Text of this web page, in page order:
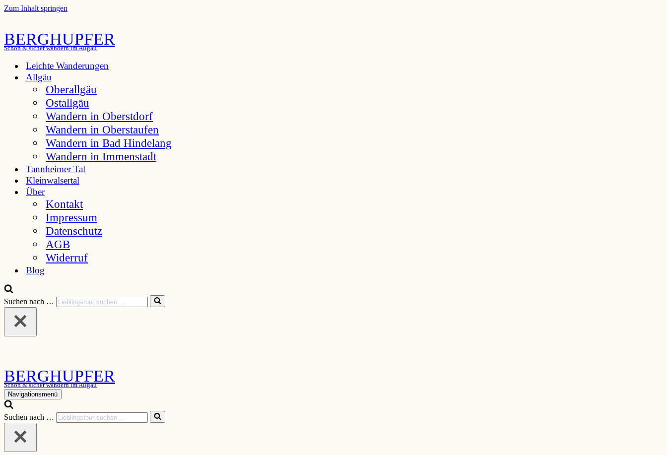
Zum Inhalt springen
BERGHUPFER
Schön & sicher wandern im Allgäu
Leichte Wanderungen
Allgäu
Oberallgäu
Ostallgäu
Wandern in Oberstdorf
Wandern in Oberstaufen
Wandern in Bad Hindelang
Wandern in Immenstadt
Tannheimer Tal
Kleinwalsertal
Über
Kontakt
Impressum
Datenschutz
AGB
Widerruf
Blog
Suchen nach …
BERGHUPFER
Schön & sicher wandern im Allgäu
Navigationsmenü
Suchen nach …